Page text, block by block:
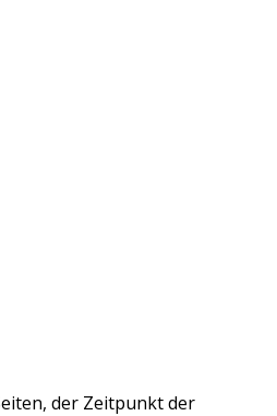
der Zeitpunkt der